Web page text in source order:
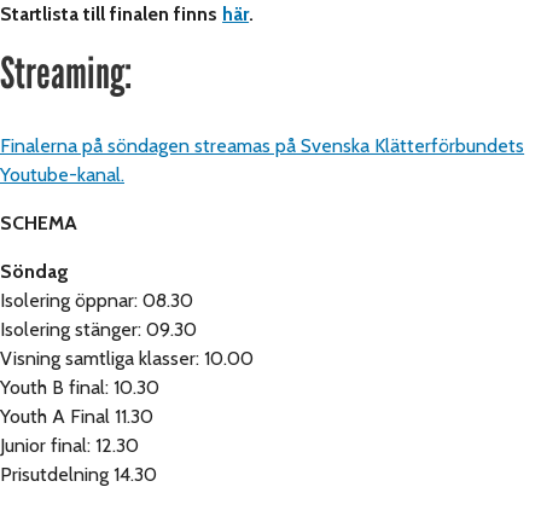
Startlista till finalen finns här.
Streaming:
Finalerna på söndagen streamas på Svenska Klätterförbundets
Youtube-kanal.
SCHEMA
Söndag
Isolering öppnar: 08.30
Isolering stänger: 09.30
Visning samtliga klasser: 10.00
Youth B final: 10.30
Youth A Final 11.30
Junior final: 12.30
Prisutdelning 14.30